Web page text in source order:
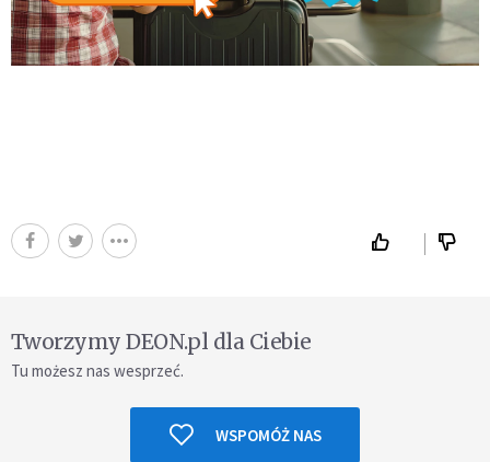
Tworzymy DEON.pl dla Ciebie
Tu możesz nas wesprzeć.
WSPOMÓŻ NAS